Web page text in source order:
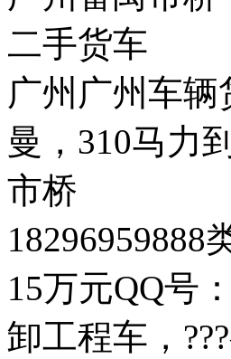
二手货车
广州广州车
曼，310马力
市桥
15万元QQ号
卸工程车，